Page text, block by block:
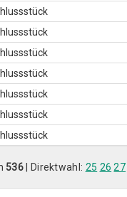
536 | Direktwahl: 25 26 27